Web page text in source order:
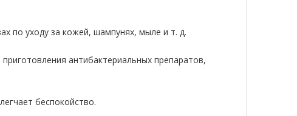
по уходу за кожей, шампунях, мыле и т. д.
антибактериальных препаратов,
беспокойство.